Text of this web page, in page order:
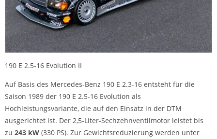
190 E 2.5-16 Evolution II
Auf Basis des Mercedes-Benz 190 E 2.3-16 entsteht für die
Saison 1989 der 190 E 2.5-16 Evolution als
Hochleistungsvariante, die auf den Einsatz in der DTM
ausgerichtet ist. Der 2,5-Liter-Sechzehnventilmotor leistet bis
zu 243 kW (330 PS). Zur Gewichtsreduzierung werden unter